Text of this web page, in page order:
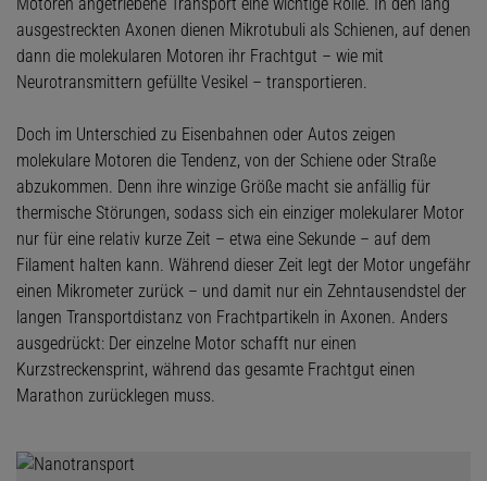
ausgestreckten Axonen dienen Mikrotubuli als Schienen, auf denen
dann die molekularen Motoren ihr Frachtgut – wie mit
Neurotransmittern gefüllte Vesikel – transportieren.
Doch im Unterschied zu Eisenbahnen oder Autos zeigen
molekulare Motoren die Tendenz, von der Schiene oder Straße
abzukommen. Denn ihre winzige Größe macht sie anfällig für
thermische Störungen, sodass sich ein einziger molekularer Motor
nur für eine relativ kurze Zeit – etwa eine Sekunde – auf dem
Filament halten kann. Während dieser Zeit legt der Motor ungefähr
einen Mikrometer zurück – und damit nur ein Zehntausendstel der
langen Transportdistanz von Frachtpartikeln in Axonen. Anders
ausgedrückt: Der einzelne Motor schafft nur einen
Kurzstreckensprint, während das gesamte Frachtgut einen
Marathon zurücklegen muss.